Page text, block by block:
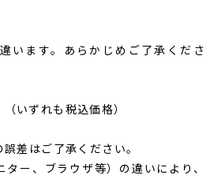
います。あらかじめご了承くださ
ずれも税込価格）
差はご了承ください。
ー、ブラウザ等）の違いにより、